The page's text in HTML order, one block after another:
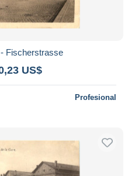
Fischerstrasse
US$
Profesional